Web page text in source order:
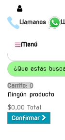
Llamanos
Productos
Populares
Categorías
Marcas
Mayoristas
Contacto
Menú
¿Que estas
Carrito: O
Ningún producto
$0,00 Total
Confirmar